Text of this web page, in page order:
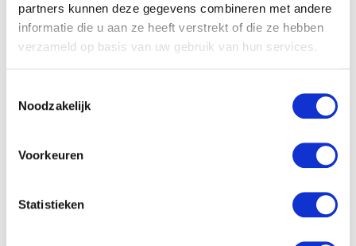
partners kunnen deze gegevens combineren met andere
informatie die u aan ze heeft verstrekt of die ze hebben
verzameld op basis van uw gebruik van hun services.
Noodzakelijk
Voorkeuren
Statistieken
Pampers New Baby 1
€13.16
Pampers Babydoekjes
Fresh Navul 64st
€2.89